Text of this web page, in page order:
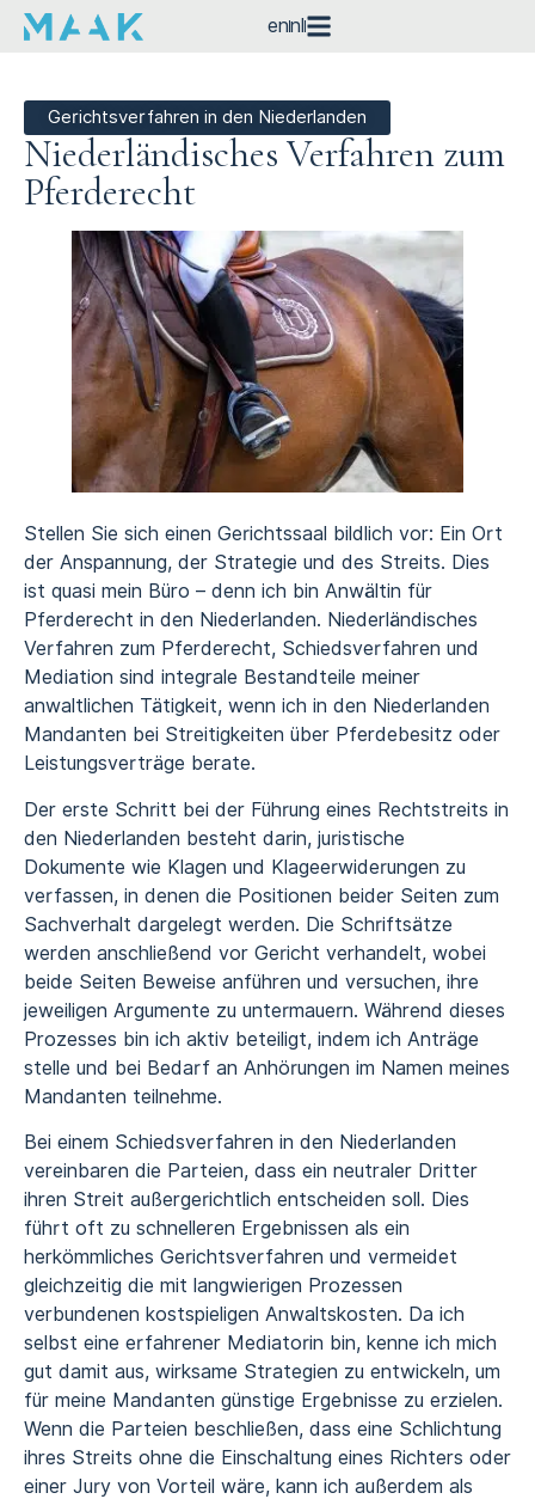
ennl
Gerichtsverfahren in den Niederlanden
Niederländisches Verfahren zum
Pferderecht
Stellen Sie sich einen Gerichtssaal bildlich vor: Ein Ort
der Anspannung, der Strategie und des Streits. Dies
ist quasi mein Büro – denn ich bin Anwältin für
Pferderecht in den Niederlanden. Niederländisches
Verfahren zum Pferderecht, Schiedsverfahren und
Mediation sind integrale Bestandteile meiner
anwaltlichen Tätigkeit, wenn ich in den Niederlanden
Mandanten bei Streitigkeiten über Pferdebesitz oder
Leistungsverträge berate.
Der erste Schritt bei der Führung eines Rechtstreits in
den Niederlanden besteht darin, juristische
Dokumente wie Klagen und Klageerwiderungen zu
verfassen, in denen die Positionen beider Seiten zum
Sachverhalt dargelegt werden. Die Schriftsätze
werden anschließend vor Gericht verhandelt, wobei
beide Seiten Beweise anführen und versuchen, ihre
jeweiligen Argumente zu untermauern. Während dieses
Prozesses bin ich aktiv beteiligt, indem ich Anträge
stelle und bei Bedarf an Anhörungen im Namen meines
Mandanten teilnehme.
Bei einem Schiedsverfahren in den Niederlanden
vereinbaren die Parteien, dass ein neutraler Dritter
ihren Streit außergerichtlich entscheiden soll. Dies
führt oft zu schnelleren Ergebnissen als ein
herkömmliches Gerichtsverfahren und vermeidet
gleichzeitig die mit langwierigen Prozessen
verbundenen kostspieligen Anwaltskosten. Da ich
selbst eine erfahrener Mediatorin bin, kenne ich mich
gut damit aus, wirksame Strategien zu entwickeln, um
für meine Mandanten günstige Ergebnisse zu erzielen.
Wenn die Parteien beschließen, dass eine Schlichtung
ihres Streits ohne die Einschaltung eines Richters oder
einer Jury von Vorteil wäre, kann ich außerdem als